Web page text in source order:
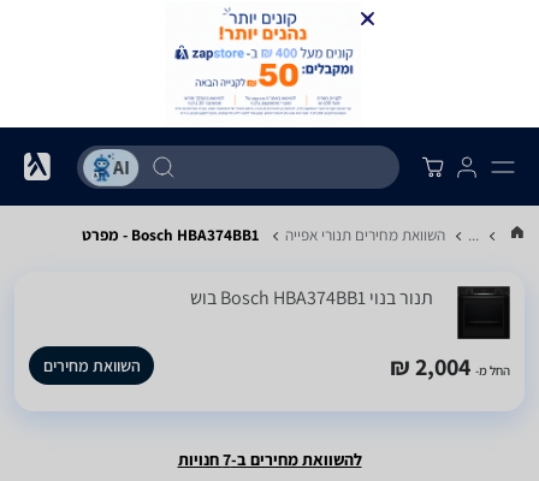
... השוואת מחירים תנורי אפייה Bosch HBA374BB1 - מפרט
‏תנור בנוי Bosch HBA374BB1 בוש
החל מ- 2,004 ₪ השוואת מחירים
להשוואת מחירים ב-7 חנויות